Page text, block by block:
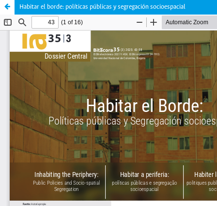
Habitar el borde: políticas públicas y segregación socioespacial